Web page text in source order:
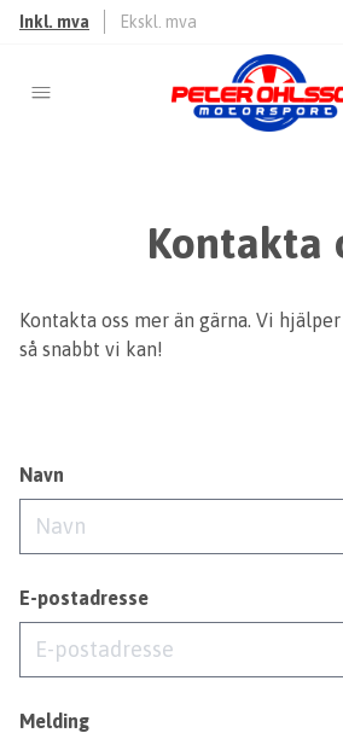
Inkl. mva Ekskl. mva
Kontakta
Kontakta oss mer än gärna. Vi
så snabbt vi kan!
Navn
E-postadresse
Melding